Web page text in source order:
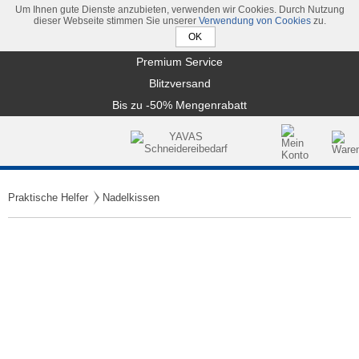
Um Ihnen gute Dienste anzubieten, verwenden wir Cookies. Durch Nutzung
dieser Webseite stimmen Sie unserer Verwendung von Cookieszu.
Premium Service
Blitzversand
Bis zu -50% Mengenrabatt
Praktische Helfer Nadelkissen